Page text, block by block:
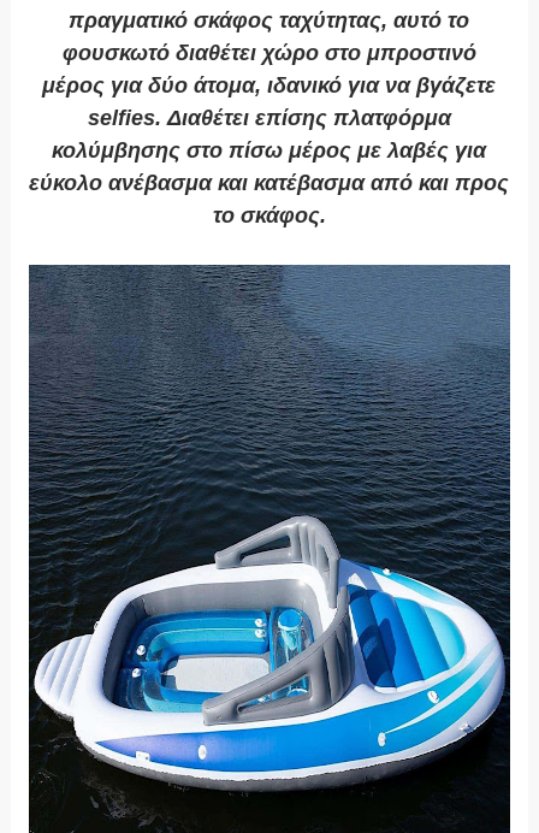
πραγματικό σκάφος ταχύτητας, αυτό το
φουσκωτό διαθέτει χώρο στο μπροστινό
μέρος για δύο άτομα, ιδανικό για να βγάζετε
selfies. Διαθέτει επίσης πλατφόρμα
κολύμβησης στο πίσω μέρος με λαβές για
εύκολο ανέβασμα και κατέβασμα από και προς
το σκάφος.